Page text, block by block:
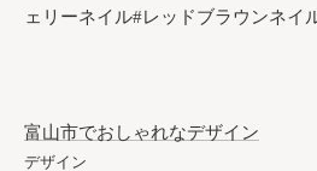
ェリーネイル#レッドブラウンネイ
富山市でおしゃれなデザイン
デザイン